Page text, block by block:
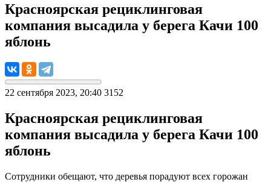
Красноярская рециклинговая
компания высадила у берега Качи 100
яблонь
22 сентября 2023, 20:40 3152
Красноярская рециклинговая
компания высадила у берега Качи 100
яблонь
Сотрудники обещают, что деревья порадуют всех горожан